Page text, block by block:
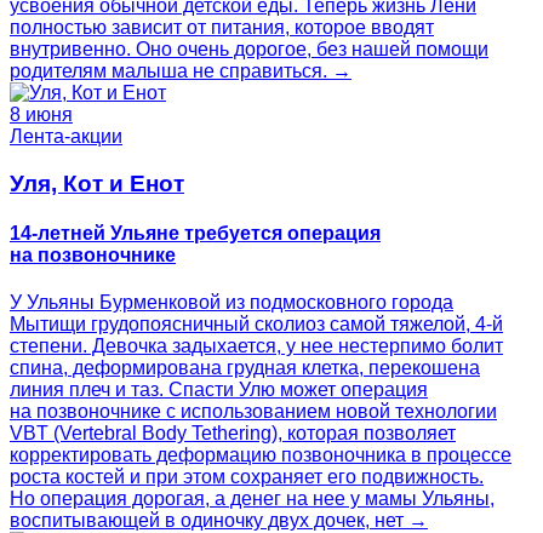
усвоения обычной детской еды. Теперь жизнь Лени
полностью зависит от питания, которое вводят
внутривенно. Оно очень дорогое, без нашей помощи
родителям малыша не справиться. →
8 июня
Лента-акции
Уля, Кот и Енот
14-летней Ульяне требуется операция
на позвоночнике
У Ульяны Бурменковой из подмосковного города
Мытищи грудопоясничный сколиоз самой тяжелой, 4-й
степени. Девочка задыхается, у нее нестерпимо болит
спина, деформирована грудная клетка, перекошена
линия плеч и таз. Спасти Улю может операция
на позвоночнике с использованием новой технологии
VBT (Vertebral Body Tethering), которая позволяет
корректировать деформацию позвоночника в процессе
роста костей и при этом сохраняет его подвижность.
Но операция дорогая, а денег на нее у мамы Ульяны,
воспитывающей в одиночку двух дочек, нет →